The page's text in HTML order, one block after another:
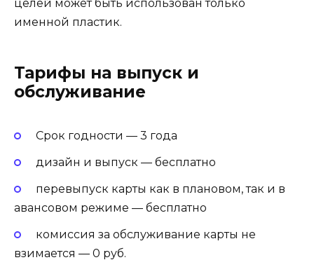
целей может быть использован только
именной пластик.
Тарифы на выпуск и
обслуживание
Срок годности — 3 года
дизайн и выпуск — бесплатно
перевыпуск карты как в плановом, так и в
авансовом режиме — бесплатно
комиссия за обслуживание карты не
взимается — 0 руб.